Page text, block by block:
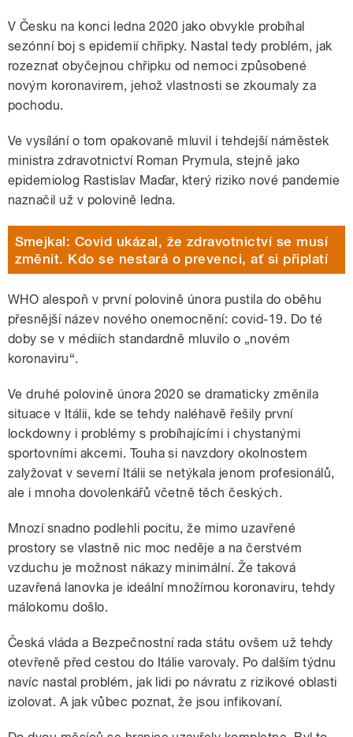
V Česku na konci ledna 2020 jako obvykle probíhal
sezónní boj s epidemií chřipky. Nastal tedy problém, jak
rozeznat obyčejnou chřipku od nemoci způsobené
novým koronavirem, jehož vlastnosti se zkoumaly za
pochodu.
Ve vysílání o tom opakovaně mluvil i tehdejší náměstek
ministra zdravotnictví Roman Prymula, stejně jako
epidemiolog Rastislav Maďar, který riziko nové pandemie
naznačil už v polovině ledna.
Smejkal: Covid ukázal, že zdravotnictví se musí
změnit. Kdo se nestará o prevenci, ať si připlatí
WHO alespoň v první polovině února pustila do oběhu
přesnější název nového onemocnění: covid-19. Do té
doby se v médiích standardně mluvilo o „novém
koronaviru“.
Ve druhé polovině února 2020 se dramaticky změnila
situace v Itálii, kde se tehdy naléhavě řešily první
lockdowny i problémy s probíhajícími i chystanými
sportovními akcemi. Touha si navzdory okolnostem
zalyžovat v severní Itálii se netýkala jenom profesionálů,
ale i mnoha dovolenkářů včetně těch českých.
Mnozí snadno podlehli pocitu, že mimo uzavřené
prostory se vlastně nic moc neděje a na čerstvém
vzduchu je možnost nákazy minimální. Že taková
uzavřená lanovka je ideální množírnou koronaviru, tehdy
málokomu došlo.
Česká vláda a Bezpečnostní rada státu ovšem už tehdy
otevřeně před cestou do Itálie varovaly. Po dalším týdnu
navíc nastal problém, jak lidi po návratu z rizikové oblasti
izolovat. A jak vůbec poznat, že jsou infikovaní.